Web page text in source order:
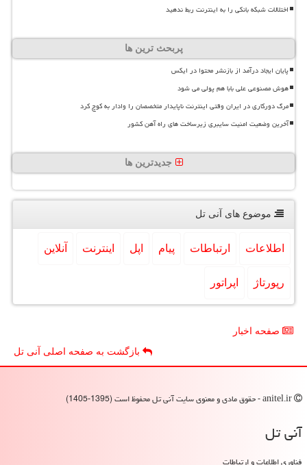
اختلالات شبکه بانکی را به اینترنت ربط ندهید
پربحث ترین ها
پایان ایجاد درآمد از بازنشر محتوا در ایکس
هوش مصنوعی علی بابا هم پولی می شود
مرگ دورکاری در ایران وقتی اینترنت ناپایدار متخصصان را وادار به کوچ کرد
آخرین وضعیت امنیت سایبری زیرساخت های راه آهن کشور
جدیدترین ها
موضوع های آنی تل
اطلاعات ارتباطات پیام اپل اینترنت آنلاین
رپورتاژ اپراتور
صفحه اخبار
بازگشت به صفحه اصلی آنی تل
آنی تل